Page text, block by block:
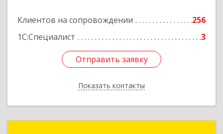
Клиентов на сопровождении
256
1С:Специалист
3
Отправить заявку
Показать контакты
Отправить заявку
Назад